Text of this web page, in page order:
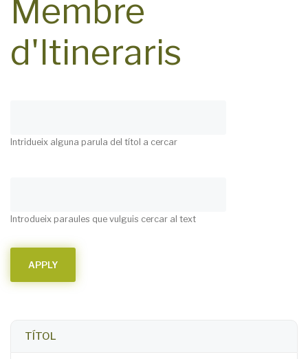
Membre
d'Itineraris
Intridueix alguna parula del títol a cercar
Introdueix paraules que vulguis cercar al text
TÍTOL